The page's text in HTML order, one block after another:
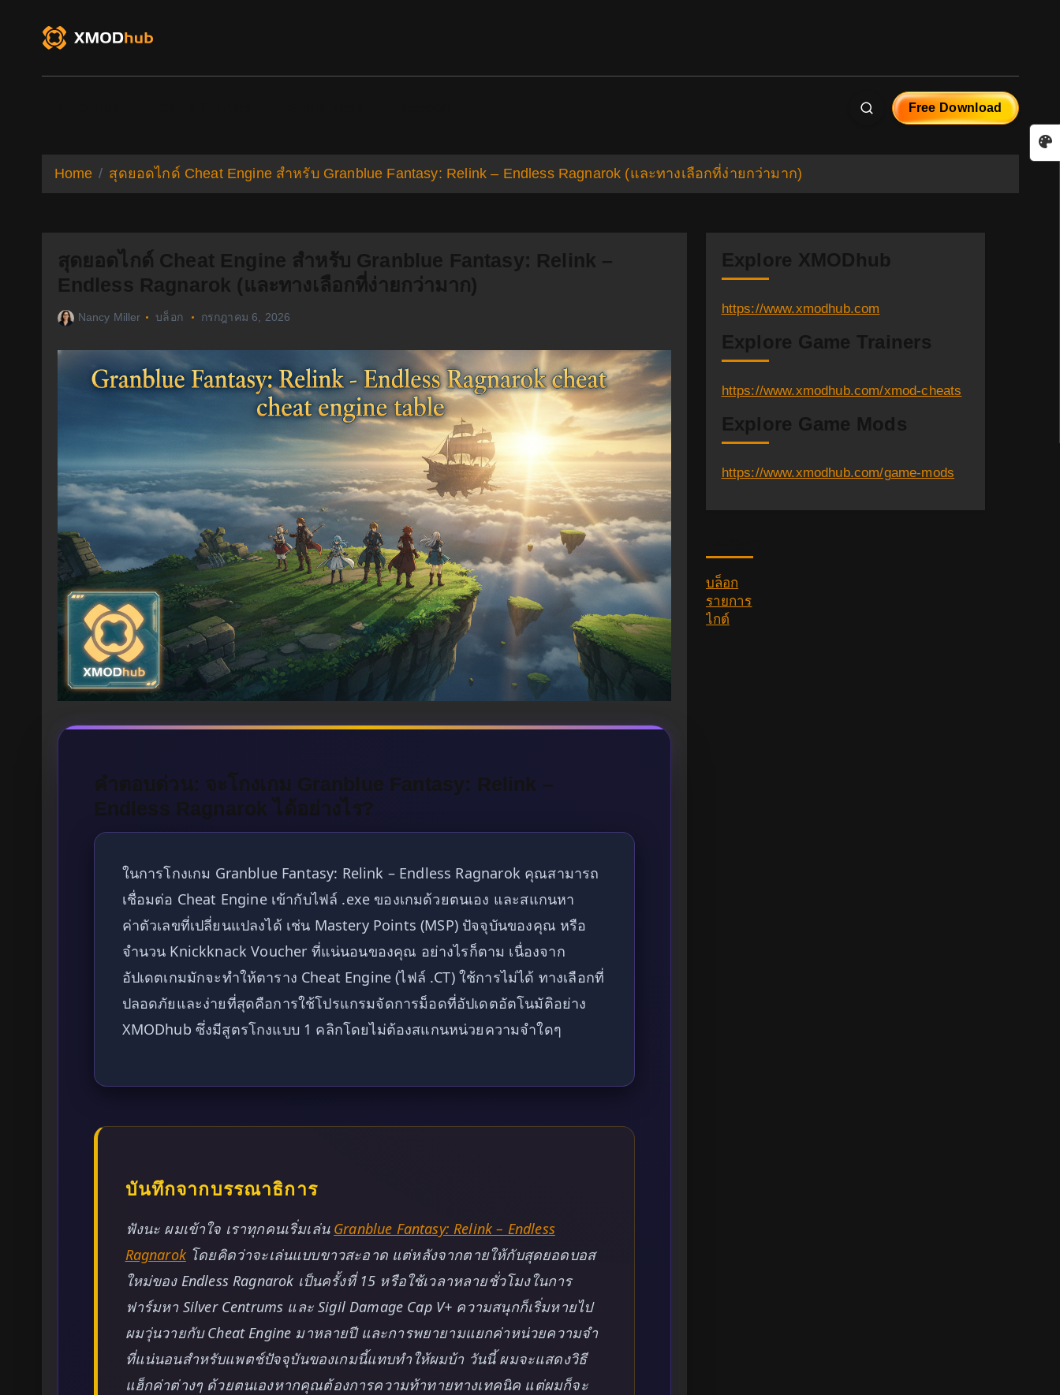
Free Download
Home สุดยอดไกด์ Cheat Engine สำหรับ Granblue Fantasy: Relink – Endless Ragnarok (และทางเลือกที่ง่ายกว่ามาก)
สุดยอดไกด์ Cheat Engine สำหรับ Granblue Fantasy: Relink –
Endless Ragnarok (และทางเลือกที่ง่ายกว่ามาก)
Nancy Miller บล็อก กรกฎาคม 6, 2026
คำตอบด่วน: จะโกงเกม Granblue Fantasy: Relink –
Endless Ragnarok ได้อย่างไร?
ในการโกงเกม Granblue Fantasy: Relink – Endless Ragnarok คุณสามารถ
เชื่อมต่อ Cheat Engine เข้ากับไฟล์ .exe ของเกมด้วยตนเอง และสแกนหา
ค่าตัวเลขที่เปลี่ยนแปลงได้ เช่น Mastery Points (MSP) ปัจจุบันของคุณ หรือ
จำนวน Knickknack Voucher ที่แน่นอนของคุณ อย่างไรก็ตาม เนื่องจาก
อัปเดตเกมมักจะทำให้ตาราง Cheat Engine (ไฟล์ .CT) ใช้การไม่ได้ ทางเลือกที่
ปลอดภัยและง่ายที่สุดคือการใช้โปรแกรมจัดการม็อดที่อัปเดตอัตโนมัติอย่าง
XMODhub ซึ่งมีสูตรโกงแบบ 1 คลิกโดยไม่ต้องสแกนหน่วยความจำใดๆ
บันทึกจากบรรณาธิการ
ฟังนะ ผมเข้าใจ เราทุกคนเริ่มเล่น Granblue Fantasy: Relink – Endless
Ragnarokโดยคิดว่าจะเล่นแบบขาวสะอาด แต่หลังจากตายให้กับสุดยอดบอส
ใหม่ของ Endless Ragnarok เป็นครั้งที่ 15 หรือใช้เวลาหลายชั่วโมงในการ
ฟาร์มหา Silver Centrums และ Sigil Damage Cap V+ ความสนุกก็เริ่มหายไป
ผมวุ่นวายกับ Cheat Engine มาหลายปี และการพยายามแยกค่าหน่วยความจำ
ที่แน่นอนสำหรับแพตช์ปัจจุบันของเกมนี้แทบทำให้ผมบ้า วันนี้ ผมจะแสดงวิธี
แฮ็กค่าต่างๆ ด้วยตนเองหากคุณต้องการความท้าทายทางเทคนิค แต่ผมก็จะ
Explore XMODhub
https://www.xmodhub.com
Explore Game Trainers
https://www.xmodhub.com/xmod-cheats
Explore Game Mods
https://www.xmodhub.com/game-mods
บล็อก
รายการ
ไกด์